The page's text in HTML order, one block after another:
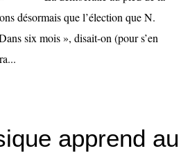
désormais que l’élection que N.
six mois », disait-on (pour s’en
apprend au